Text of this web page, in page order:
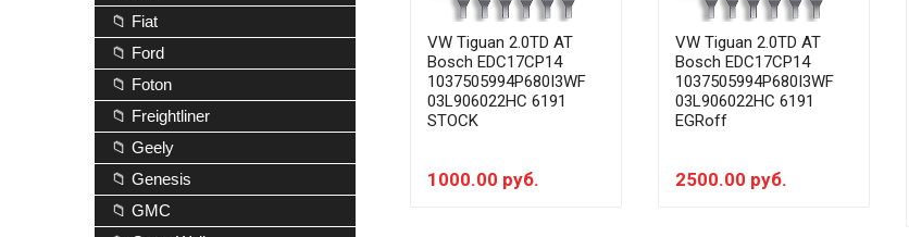
VW Tiguan 2.0TD AT
Bosch EDC17CP14
1037505994P680I3WF
03L906022HC 6191
STOCK
1000.00 руб.
VW Tiguan 2.0TD AT
Bosch EDC17CP14
1037505994P680I3WF
03L906022HC 6191
EGRoff
2500.00 руб.
📁 Fiat
📁 Ford
📁 Foton
📁 Freightliner
📁 Geely
📁 Genesis
📁 GMC